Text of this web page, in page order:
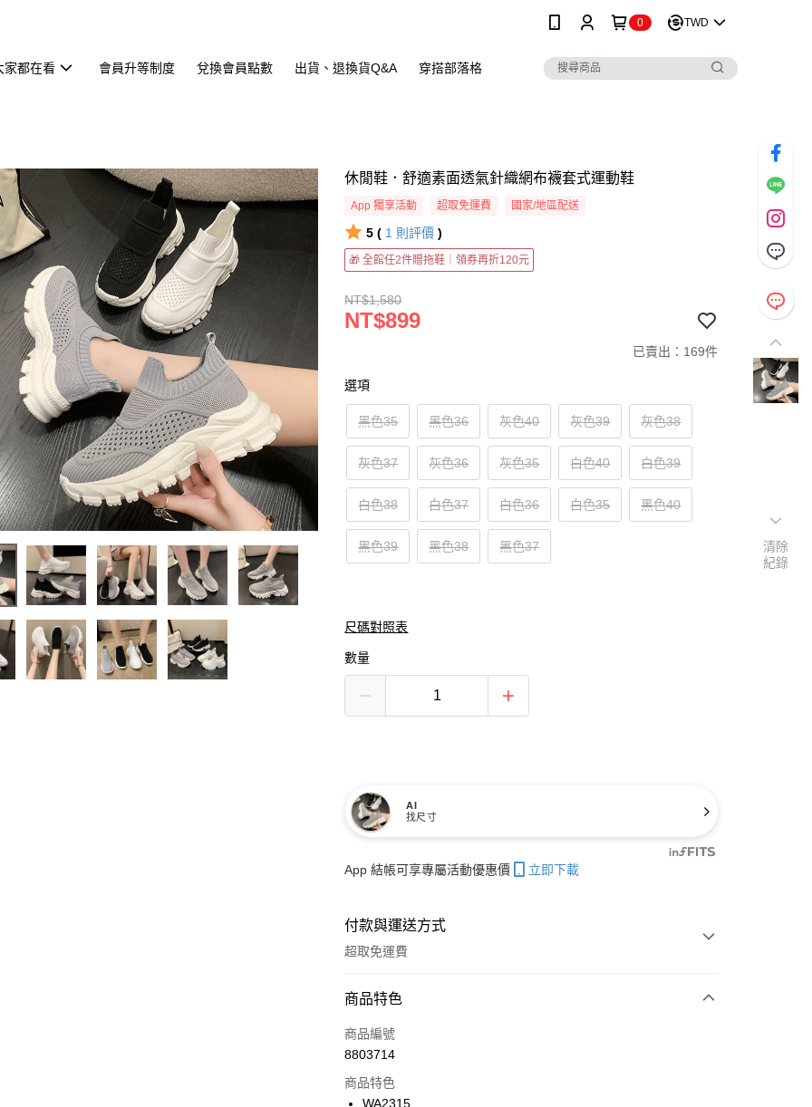
0 TWD
家都在看 會員升等制度 兌換會員點數 出貨、退換貨Q&A 穿搭部落格
休閒鞋．舒適素面透氣針織網布襪套式運動鞋
App 獨享活動 超取免運費 國家/地區配送
5 ( 1 則評價 )
🎁 全館任2件贈拖鞋｜領券再折120元
NT$1,580
NT$899
已賣出：169件
選項
黑色35 黑色36 灰色40 灰色39 灰色38
灰色37 灰色36 灰色35 白色40 白色39
白色38 白色37 白色36 白色35 黑色40
黑色39 黑色38 黑色37
尺碼對照表
數量
AI
找尺寸
App 結帳可享專屬活動優惠價 立即下載
付款與運送方式
超取免運費
付款方式
信用卡一次付款
LINE Pay
商品特色
商品編號
8803714
商品特色
WA2315
清除
紀錄